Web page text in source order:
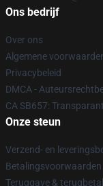
Ons bedrijf
Over ons
Algemene
Privacybeleid
DMCA -
CA SB657:
Onze steun
Verzend- en
Betalingsvoorwaarden
Teruggave &